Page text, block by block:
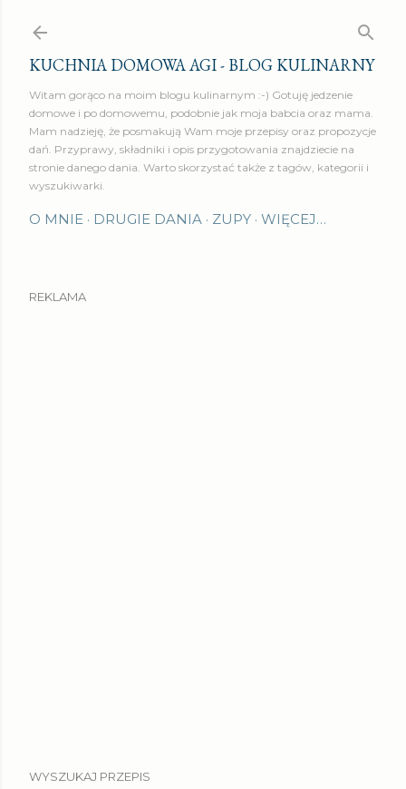
KUCHNIA DOMOWA AGI - BLOG KULINARNY
Witam gorąco na moim blogu kulinarnym :-) Gotuję jedzenie
domowe i po domowemu, podobnie jak moja babcia oraz mama.
Mam nadzieję, że posmakują Wam moje przepisy oraz propozycje
dań. Przyprawy, składniki i opis przygotowania znajdziecie na
stronie danego dania. Warto skorzystać także z tagów, kategorii i
wyszukiwarki.
O MNIE DRUGIE DANIA ZUPY WIĘCEJ…
REKLAMA
WYSZUKAJ PRZEPIS